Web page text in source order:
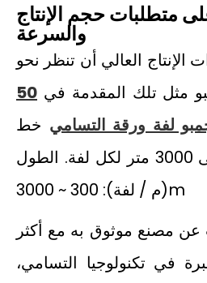
متطلبات حجم الإنتاج
والسرعة
العالي أن تنظر نحو
مثل تلك المقدمة في 50gsm مصنع
لفة ورقة التسامي خط
يدعم أطوال تصل إلى 3000 متر لكل لفة. الطول
(م / لفة): 300 ~ 3000m
عن مصنع موثوق به مع أكثر
في تكنولوجيا التسامي،